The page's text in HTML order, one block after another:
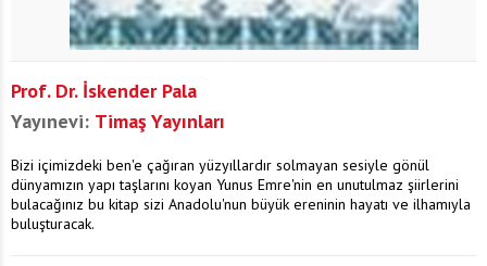
Prof. Dr. İskender Pala
Yayınevi: Timaş Yayınları
Bizi içimizdeki ben'e çağıran yüzyıllardır solmayan sesiyle gönül
dünyamızın yapı taşlarını koyan Yunus Emre'nin en unutulmaz şiirlerini
bulacağınız bu kitap sizi Anadolu'nun büyük ereninin hayatı ve ilhamıyla
buluşturacak.